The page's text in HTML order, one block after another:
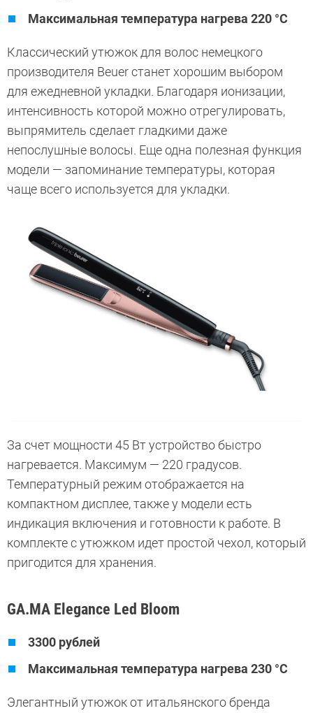
Максимальная температура нагрева 220 °C
Классический утюжок для волос немецкого
производителя Beuer станет хорошим выбором
для ежедневной укладки. Благодаря ионизации,
интенсивность которой можно отрегулировать,
выпрямитель сделает гладкими даже
непослушные волосы. Еще одна полезная функция
модели — запоминание температуры, которая
чаще всего используется для укладки.
За счет мощности 45 Вт устройство быстро
нагревается. Максимум — 220 градусов.
Температурный режим отображается на
компактном дисплее, также у модели есть
индикация включения и готовности к работе. В
комплекте с утюжком идет простой чехол, который
пригодится для хранения.
GA.MA Elegance Led Bloom
3300 рублей
Максимальная температура нагрева 230 °C
Элегантный утюжок от итальянского бренда